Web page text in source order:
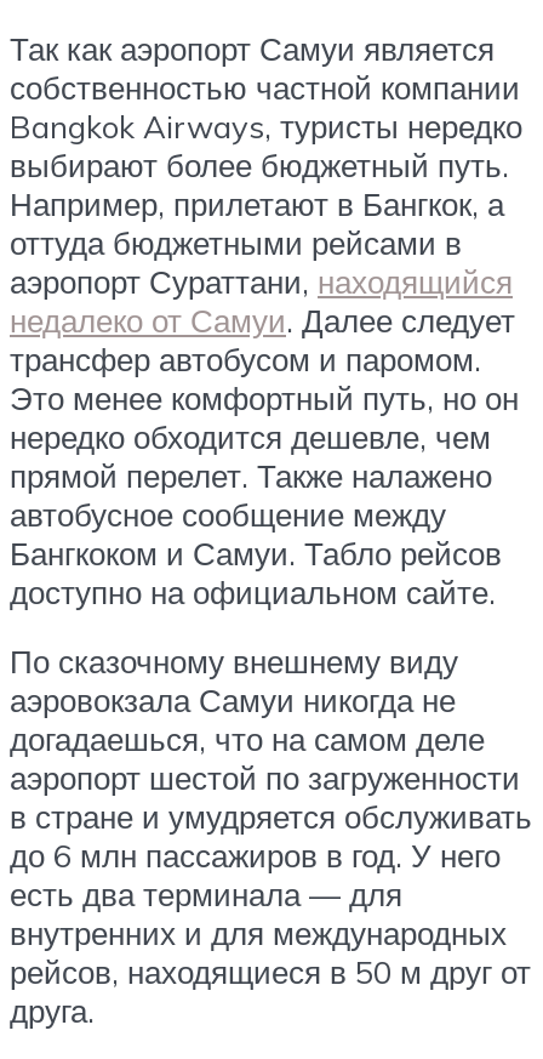
Так как аэропорт Самуи является
собственностью частной компании
Bangkok Airways, туристы нередко
выбирают более бюджетный путь.
Например, прилетают в Бангкок, а
оттуда бюджетными рейсами в
аэропорт Сураттани, находящийся
недалеко от Самуи. Далее следует
трансфер автобусом и паромом.
Это менее комфортный путь, но он
нередко обходится дешевле, чем
прямой перелет. Также налажено
автобусное сообщение между
Бангкоком и Самуи. Табло рейсов
доступно на официальном сайте.
По сказочному внешнему виду
аэровокзала Самуи никогда не
догадаешься, что на самом деле
аэропорт шестой по загруженности
в стране и умудряется обслуживать
до 6 млн пассажиров в год. У него
есть два терминала — для
внутренних и для международных
рейсов, находящиеся в 50 м друг от
друга.